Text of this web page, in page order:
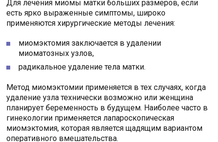
Для лечения миомы матки больших размеров, если
есть ярко выраженные симптомы, широко
применяются хирургические методы лечения:
миомэктомия заключается в удалении
миоматозных узлов,
радикальное удаление тела матки.
Метод миомэктомии применяется в тех случаях, когда
удаление узла технически возможно или женщина
планирует беременность в будущем. Наиболее часто в
гинекологии применяется лапароскопическая
миомэктомия, которая является щадящим вариантом
оперативного вмешательства.